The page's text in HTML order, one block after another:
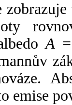
A
emise